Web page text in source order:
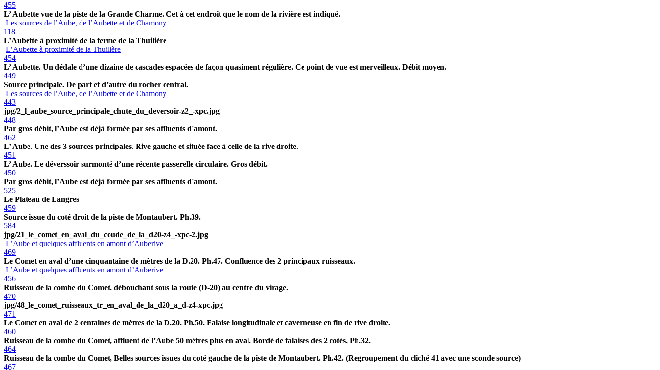
455
L’ Aubette vue de la piste de la Grande Charme. Cet à cet endroit que le nom de la rivière est indiqué.
Les sources de l’Aube, de l’Aubette et de Chamony
118
L’Aubette à proximité de la ferme de la Thuilière
L’Aubette à proximité de la Thuilière
454
L’ Aubette. Un dédale d’une dizaine de cascades espacées de façon quasiment régulière. Ce point de vue est merveilleux. Débit moyen.
449
Source principale. De part et d’autre du rocher central.
Les sources de l’Aube, de l’Aubette et de Chamony
443
jpg/2_l_aube_source_principale_chute_du_deversoir-z2_-xpc.jpg
448
Par gros débit, l’Aube est dèjà formée par ses affluents d’amont.
462
L’ Aube. Une des 3 sources principales. Rive gauche et située face à celle de la rive droite.
451
L’ Aube. Le déverssoir surmonté d’une récente passerelle circulaire. Gros débit.
450
Par gros débit, l’Aube est dèjà formée par ses affluents d’amont.
525
Le Plateau de Langres
459
Source issue du coté droit de la piste de Montaubert. Ph.39.
584
jpg/21_le_comet_en_aval_du_coude_de_la_d20-z4_-xpc-2.jpg
L’Aube et quelques affluents en amont d’Auberive
469
Le Comet en aval d’une cinquantaine de mètres de la D.20. Ph.47. Confluence des 2 principaux ruisseaux.
L’Aube et quelques affluents en amont d’Auberive
456
Ruisseau de la combe du Comet. débouchant sous la route (D-20) au centre du virage.
470
jpg/48_le_comet_ruisseaux_tr_en_aval_de_la_d20_a_d-z4-xpc.jpg
471
Le Comet en aval de 2 centaines de mètres de la D.20. Ph.50. Falaise longitudinale et caverneuse en fin de rive droite.
460
Ruisseau de la combe du Comet, affluent de l’Aube 50 mètres plus en aval. Bordé de falaises des 2 cotés. Ph.32.
464
Ruisseau de la combe du Comet, Belles sources issues du coté gauche de la piste de Montaubert. Ph.42. (Regroupement du cliché 41 avec une sconde source)
467